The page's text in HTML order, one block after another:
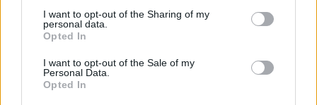
I want to opt-out of the Sharing of my
personal data.
Opted In
I want to opt-out of the Sale of my
Personal Data.
Opted In
PSV-shirts zorgen voor hilariteit tijdens
Rotterdams Zomercarnaval: 'Dat kan hier niet'
Zorgen nemen toe bij PSV: Bosz snoeihard, fans
eisen defensieve versterkingen